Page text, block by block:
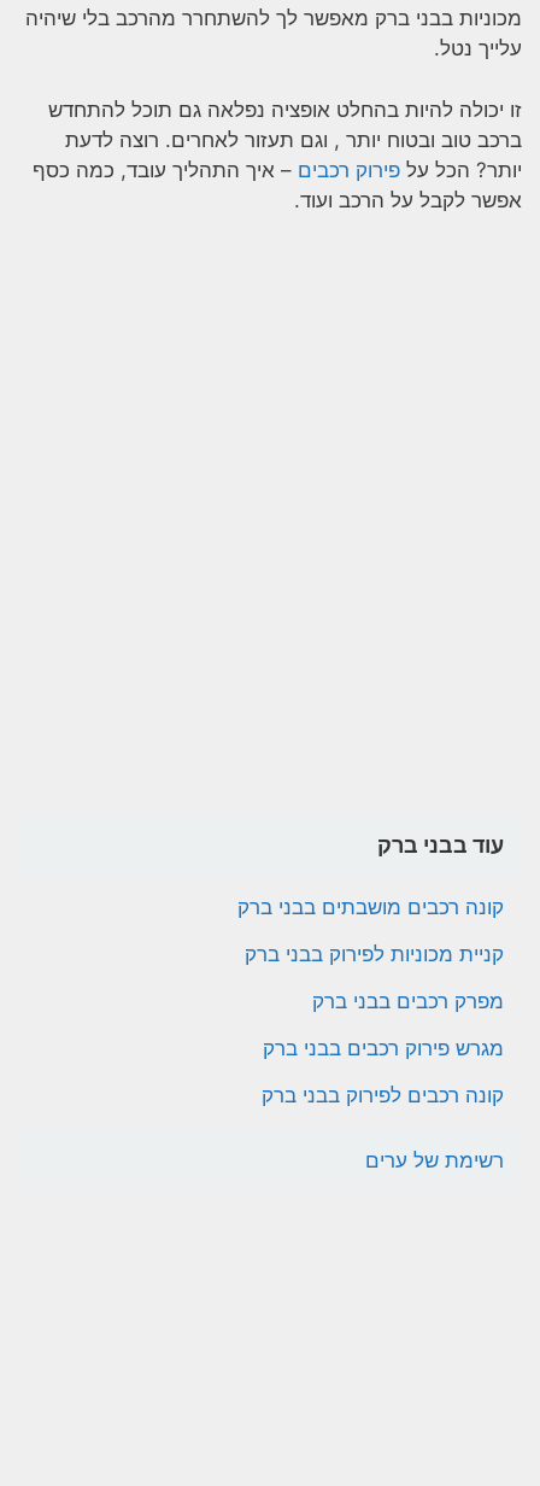
מכוניות בבני ברק מאפשר לך להשתחרר מהרכב בלי שיהיה
עלייך נטל.
זו יכולה להיות בהחלט אופציה נפלאה גם תוכל להתחדש
ברכב טוב ובטוח יותר , וגם תעזור לאחרים. רוצה לדעת
יותר? הכל על פירוק רכבים – איך התהליך עובד, כמה כסף
אפשר לקבל על הרכב ועוד.
עוד בבני ברק
קונה רכבים מושבתים בבני ברק
קניית מכוניות לפירוק בבני ברק
מפרק רכבים בבני ברק
מגרש פירוק רכבים בבני ברק
קונה רכבים לפירוק בבני ברק
רשימת של ערים